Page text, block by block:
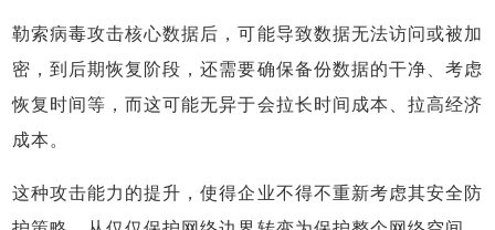
勒索病毒攻击核心数据后，可能导致数据无法访问或被加
密，到后期恢复阶段，还需要确保备份数据的干净、考虑
恢复时间等，而这可能无异于会拉长时间成本、拉高经济
成本。
这种攻击能力的提升，使得企业不得不重新考虑其安全防